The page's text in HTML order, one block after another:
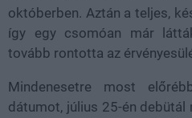
októberben. Aztán a teljes,
így egy csomóan már
tovább rontotta az
Mindenesetre most
dátumot, július 25-én